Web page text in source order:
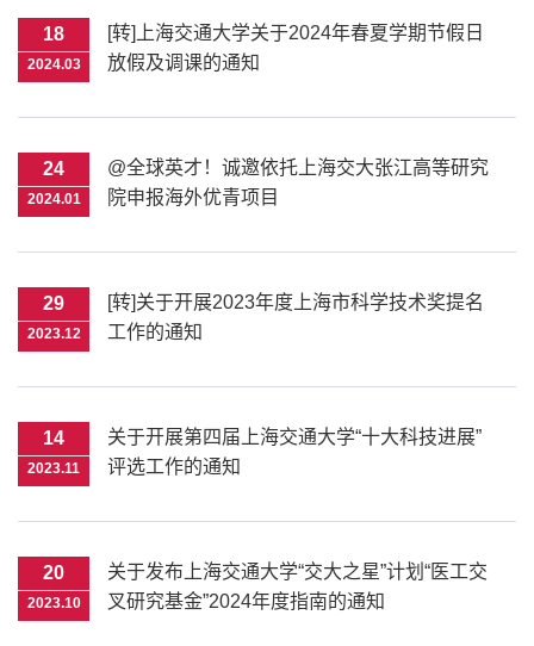
18
2024.03
[转]上海交通大学关于2024年春夏学期节假日
放假及调课的通知
24
2024.01
@全球英才！诚邀依托上海交大张江高等研究
院申报海外优青项目
29
2023.12
[转]关于开展2023年度上海市科学技术奖提名
工作的通知
14
2023.11
关于开展第四届上海交通大学“十大科技进展”
评选工作的通知
20
2023.10
关于发布上海交通大学“交大之星”计划“医工交
叉研究基金”2024年度指南的通知